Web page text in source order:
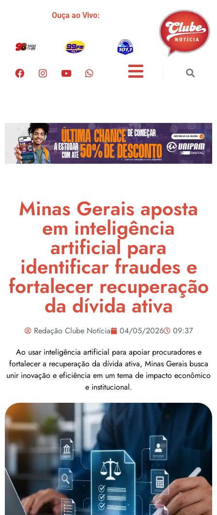
Ouça ao Vivo:
Minas Gerais aposta
em inteligência
artificial para
identificar fraudes e
fortalecer recuperação
da dívida ativa
Redação Clube Notícia 04/05/2026
09:37
Ao usar inteligência artificial para apoiar procuradores e
fortalecer a recuperação da dívida ativa, Minas Gerais busca
unir inovação e eficiência em um tema de impacto econômico
e institucional.